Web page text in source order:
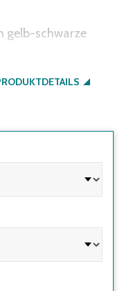
gelb-schwarze
von 2 kN
200 kg
Bauweise!
mit Pfosten und